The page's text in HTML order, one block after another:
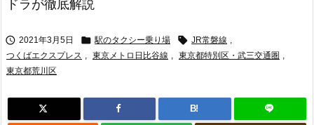
ドラが徹底解説
 2021年3月5日  駅のタクシー乗り場  JR常磐線 ,
つくばエクスプレス , 東京メトロ日比谷線 , 東京都特別区・武三交通圏 ,
東京都荒川区
B!